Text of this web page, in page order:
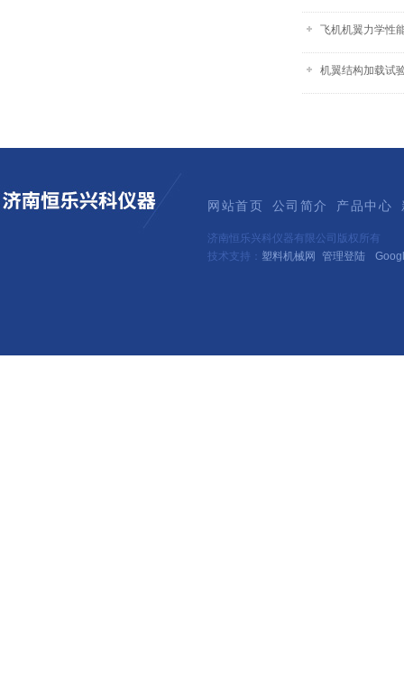
飞机机翼力学性
机翼结构加载试
网站首页 公司简介 产品中心
济南恒乐兴科仪器有限公司版权所有
技术支持： 塑料机械网 管理登陆